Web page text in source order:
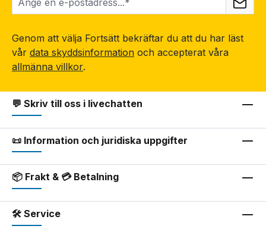
Genom att välja Fortsätt bekräftar du att du har läst
vår data skyddsinformation och accepterat våra
allmänna villkor.
💬 Skriv till oss i livechatten
📜 Information och juridiska uppgifter
📦 Frakt & 💳 Betalning
🛠 Service